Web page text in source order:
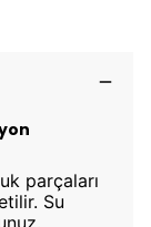
parçaları
Su